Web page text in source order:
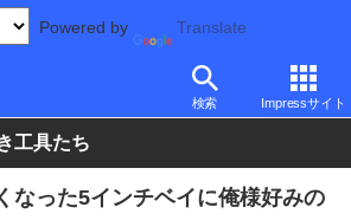
Powered by Translate
検索 Impressサイト
機器 ケース
工具たち
なった5インチベイに俺様好みの